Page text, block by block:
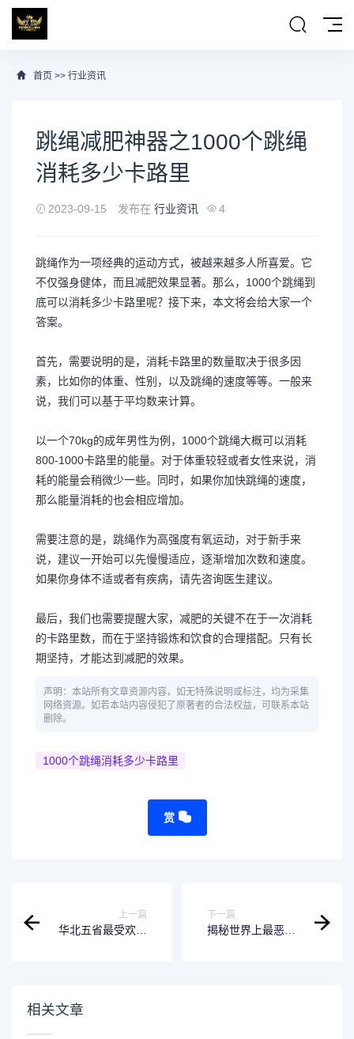
首页 >> 行业资讯
跳绳减肥神器之1000个跳绳
消耗多少卡路里
2023-09-15 发布在 行业资讯 4
跳绳作为一项经典的运动方式，被越来越多人所喜爱。它
不仅强身健体，而且减肥效果显著。那么，1000个跳绳到
底可以消耗多少卡路里呢？接下来，本文将会给大家一个
答案。
首先，需要说明的是，消耗卡路里的数量取决于很多因
素，比如你的体重、性别，以及跳绳的速度等等。一般来
说，我们可以基于平均数来计算。
以一个70kg的成年男性为例，1000个跳绳大概可以消耗
800-1000卡路里的能量。对于体重较轻或者女性来说，消
耗的能量会稍微少一些。同时，如果你加快跳绳的速度，
那么能量消耗的也会相应增加。
需要注意的是，跳绳作为高强度有氧运动，对于新手来
说，建议一开始可以先慢慢适应，逐渐增加次数和速度。
如果你身体不适或者有疾病，请先咨询医生建议。
最后，我们也需要提醒大家，减肥的关键不在于一次消耗
的卡路里数，而在于坚持锻炼和饮食的合理搭配。只有长
期坚持，才能达到减肥的效果。
声明：本站所有文章资源内容，如无特殊说明或标注，均为采集
网络资源。如若本站内容侵犯了原著者的合法权益，可联系本站
删除。
1000个跳绳消耗多少卡路里
赏
上一篇
华北五省最受欢迎
下一篇
揭秘世界上最恶心
相关文章